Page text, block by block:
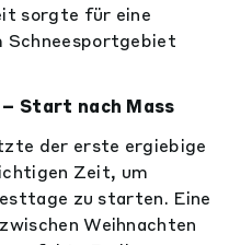
sorgte für eine
Schneesportgebiet
Start nach Mass
der erste ergiebige
Zeit, um
zu starten. Eine
Weihnachten